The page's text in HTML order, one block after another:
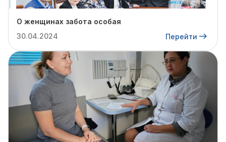
О женщинах забота особая
30.04.2024
Перейти